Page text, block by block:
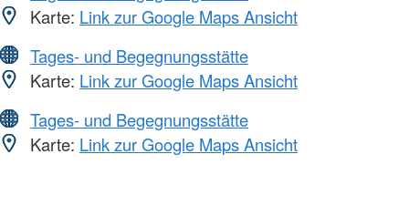
Karte: Link zur Google Maps Ansicht
Tages- und Begegnungsstätte
Karte: Link zur Google Maps Ansicht
Tages- und Begegnungsstätte
Karte: Link zur Google Maps Ansicht